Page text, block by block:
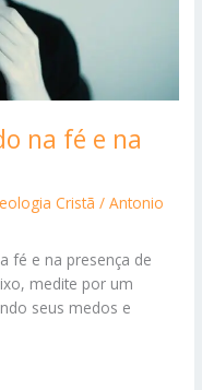
na fé e na
Cristã /Antonio
fé e na presença de
medite por um
seus medos e